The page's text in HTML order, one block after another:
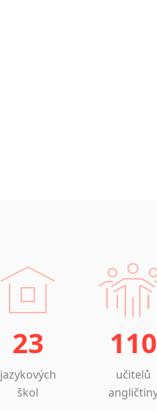
23
jazykových
škol
110
učitelů